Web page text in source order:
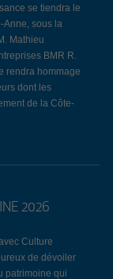
se tiendra le
Anne, sous la
Mathieu
BMR R.
rendra hommage
dont les
de la Côte-
2026
Culture
de dévoiler
patrimoine qui